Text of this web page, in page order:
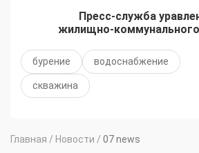
Пресс-служба
жилищно-
бурение водоснабжение
скважина
Главная / Новости / 07 news